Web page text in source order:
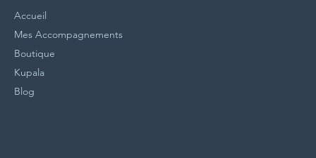
Accueil
Mes Accompagnements
Boutique
Kupala
Blog